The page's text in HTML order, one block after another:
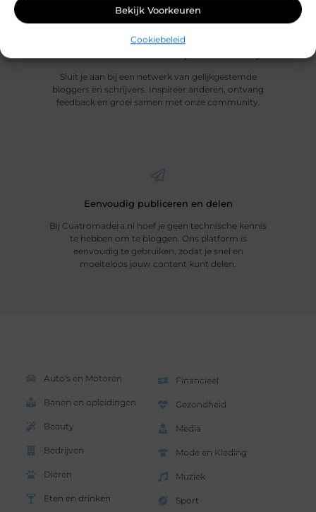
Bekijk Voorkeuren
Cookiebeleid
Sluit je aan bij een netwerk van gelijkgestemde
bloggers en schrijvers. Inspireer anderen, ontvang
feedback en groei samen met onze community.
Eenvoudig publiceren en delen
Bij Cuatromadera.nl hoef je geen technische kennis
te hebben om te bloggen. Ons platform is
eenvoudig te gebruiken, zodat je snel en
moeiteloos jouw content kunt delen.
Auto's en Motoren
Banen en opleidingen
Beauty
Bedrijven
Dieren
Eten en drinken
Financieel
Gezondheid
Media
Mode en Kleding
Muziek
Sport